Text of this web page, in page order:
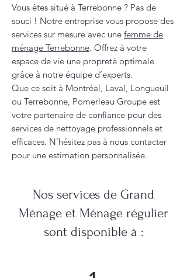
Vous êtes situé à Terrebonne ? Pas de
souci ! Notre entreprise vous propose des
services sur mesure avec une femme de
ménage Terrebonne. Offrez à votre
espace de vie une propreté optimale
grâce à notre équipe d’experts.
Que ce soit à Montréal, Laval, Longueuil
ou Terrebonne, Pomerleau Groupe est
votre partenaire de confiance pour des
services de nettoyage professionnels et
efficaces. N’hésitez pas à nous contacter
pour une estimation personnalisée.
Nos services de Grand
Ménage et Ménage régulier
sont disponible à :